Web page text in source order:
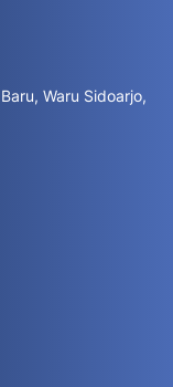
Waru Sidoarjo,